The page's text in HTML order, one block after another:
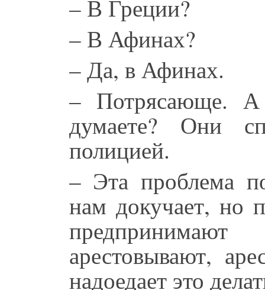
– В Греции?
– В Афинах?
– Да, в Афинах.
– Потрясающе.
думаете? Они
полицией.
– Эта проблема
нам докучает, но
арестовывают,
надоедает это